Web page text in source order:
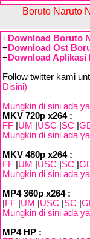
Boruto Naruto
+ Download Boruto
+ Download Ost
+ Download Aplikasi
Follow twitter kami
Disini)
Mungkin di sini ada
MKV 720p x264 :
FF UM USC SC
Mungkin di sini ada
MKV 480p x264 :
FF UM USC SC
Mungkin di sini ada
MP4 360p x264 :
FF UM USC SC
Mungkin di sini ada
MP4 HP :